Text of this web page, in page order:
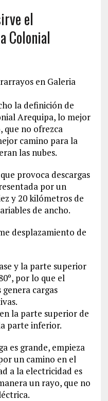
el
Colonial
en Galeria
la definición de
Arequipa, lo mejor
que no ofrezca
camino para la
las nubes.
provoca descargas
por un
y 20 kilómetros de
de ancho.
desplazamiento de
y la parte superior
por lo que el
cargas
la parte superior de
parte inferior.
es grande, empieza
un camino en el
a la electricidad es
un rayo, que no